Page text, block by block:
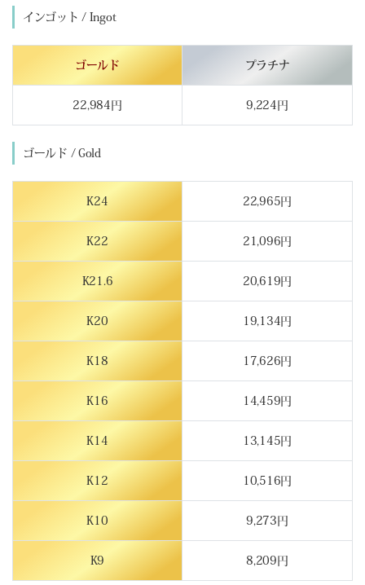
インゴット / Ingot
ゴールド プラチナ
22,984円 9,224円
ゴールド / Gold
K24 22,965円
K22 21,096円
K21.6 20,619円
K20 19,134円
K18 17,626円
K16 14,459円
K14 13,145円
K12 10,516円
K10 9,273円
K9 8,209円